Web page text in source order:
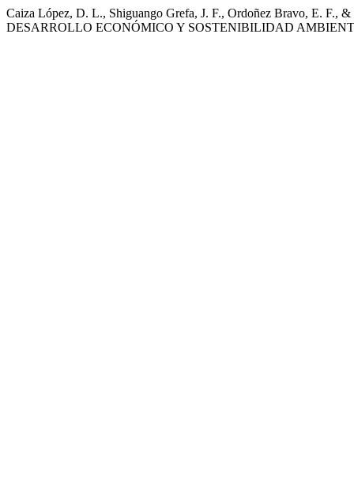
Caiza López, D. L., Shiguango Grefa, J. F., Ordoñez Bravo, E.
DESARROLLO ECONÓMICO Y SOSTENIBILIDAD